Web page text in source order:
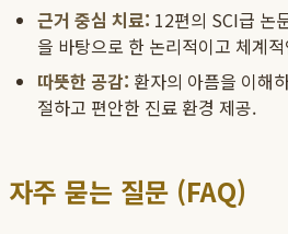
근거 중심 치료: 12편의 SCI급 논
을 바탕으로 한 논리적이고 체계
따뜻한 공감: 환자의 아픔을 이해
절하고 편안한 진료 환경 제공.
자주 묻는 질문 (FAQ)